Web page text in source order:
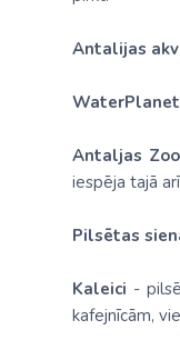
Antalijas
Antaljas Zoo
iespēja tajā
Pilsētas
Kaleici -
kafejnīcām,